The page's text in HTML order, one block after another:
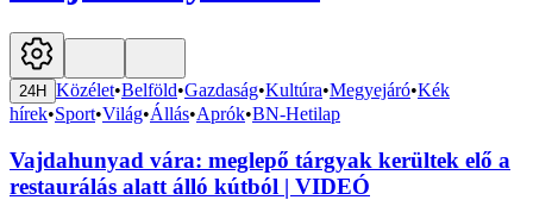
24H Közélet•Belföld•Gazdaság•Kultúra•Megyejáró•Kék
hírek•Sport•Világ•Állás•Aprók•BN-Hetilap
Vajdahunyad vára: meglepő tárgyak kerültek elő a
restaurálás alatt álló kútból | VIDEÓ